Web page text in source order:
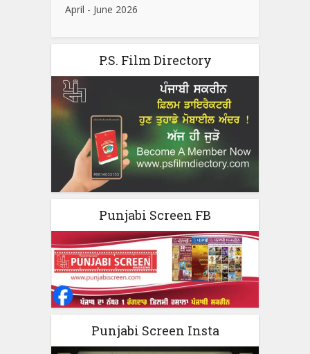
April - June 2026
P.S. Film Directory
Punjabi Screen FB
Punjabi Screen Insta